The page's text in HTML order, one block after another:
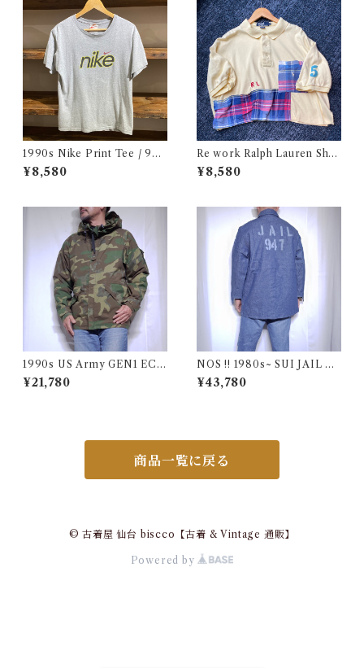
1990s Nike Print Tee / 90
年代 ナイキ プリント Tシャツ
古着
¥8,580
Re work Ralph Lauren Shor
t length Polo shirt / リワー
ク ラルフローレン ショート丈
¥8,580
1990s US Army GEN1 EC
WCS Gore-Tex Parka M-R
/ 米軍 ゴアテックス パーカー
¥21,780
NOS !! 1980s~ SUI JAIL De
nim Work Jacket with Stenc
il / USA 実物 デッドストック
¥43,780
商品一覧に戻る
© 古着屋 仙台 biscco【古着 & Vintage 通販】
Powered by